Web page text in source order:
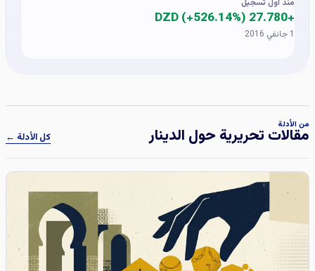
منذ أول تسجيل
+27.780 DZD (+526.14%)
1 جانفي 2016
من الأدلة
مقالات تحريرية حول الدينار كل الأدلة ←